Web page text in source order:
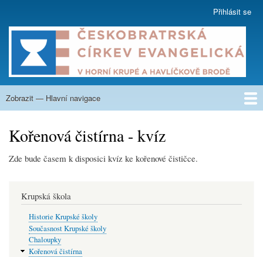
hlavnímu
obsahu
account
menu
Přihlásit se
Hlavní
Zobrazit — Hlavní navigace
Kořenová čistírna - kvíz
Zde bude časem k disposici kvíz ke kořenové čističce.
Krupská škola
Historie Krupské školy
Současnost Krupské školy
Chaloupky
Kořenová čistírna